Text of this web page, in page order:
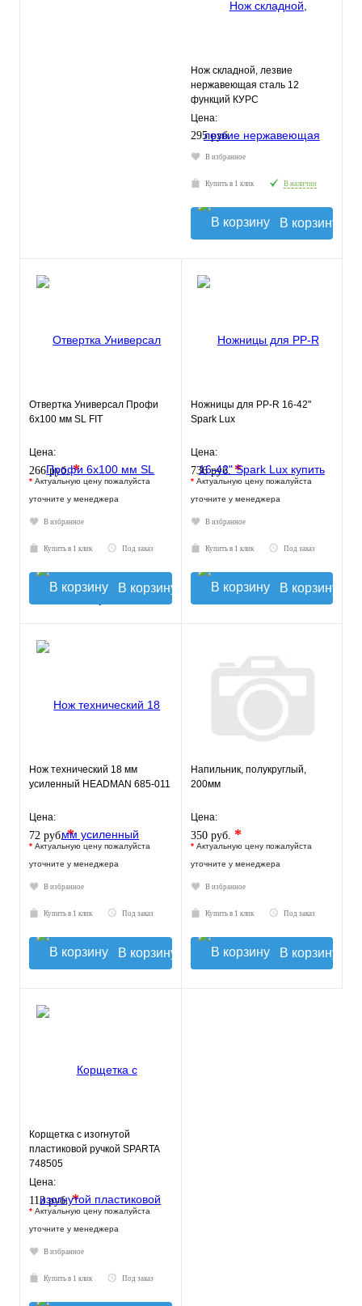
Нож складной, лезвие
нержавеющая сталь 12
функций КУРС
Цена:
295 руб.
В избранное
Купить в 1 клик В наличии
В корзину
Отвертка Универсал Профи
6х100 мм SL FIT
Цена:
266 руб.*
* Актуальную цену пожалуйста
уточните у менеджера
В избранное
Купить в 1 клик Под заказ
В корзину
Ножницы для PP-R 16-42"
Spark Lux
Цена:
736 руб. *
* Актуальную цену пожалуйста
уточните у менеджера
В избранное
Купить в 1 клик Под заказ
В корзину
Нож технический 18 мм
усиленный HEADMAN 685-011
Цена:
72 руб.*
* Актуальную цену пожалуйста
уточните у менеджера
В избранное
Купить в 1 клик Под заказ
В корзину
Напильник, полукруглый,
200мм
Цена:
350 руб. *
* Актуальную цену пожалуйста
уточните у менеджера
В избранное
Купить в 1 клик Под заказ
В корзину
Корщетка с изогнутой
пластиковой ручкой SPARTA
748505
Цена:
113 руб.*
* Актуальную цену пожалуйста
уточните у менеджера
В избранное
Купить в 1 клик Под заказ